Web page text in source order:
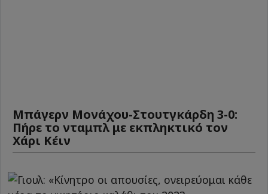
Μπάγερν Μονάχου-Στουτγκάρδη 3-0:
Πήρε το νταμπλ με εκπληκτικό τον
Χάρι Κέιν